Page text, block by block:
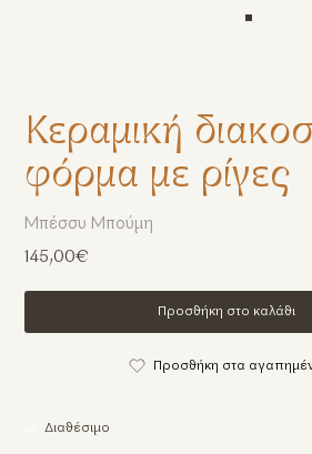
Μπέσσυ Μπούμη
145,00€
Προσθήκη στο καλάθι
Προσθήκη στα
Διαθέσιμο
Κεραμική
φόρμα με ρίγες